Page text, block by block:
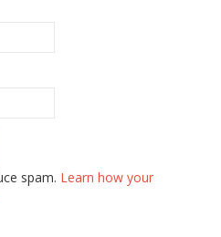
spam. Learn how your